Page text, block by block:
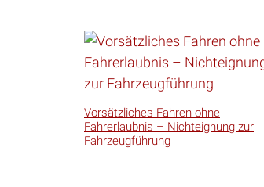
Vorsätzliches Fahren ohne
Fahrerlaubnis – Nichteignung zur
Fahrzeugführung